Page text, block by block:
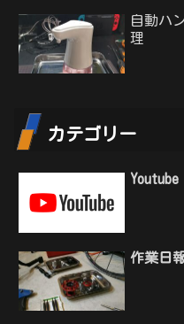
自動ハ
理
カテゴリー
Youtube
作業日